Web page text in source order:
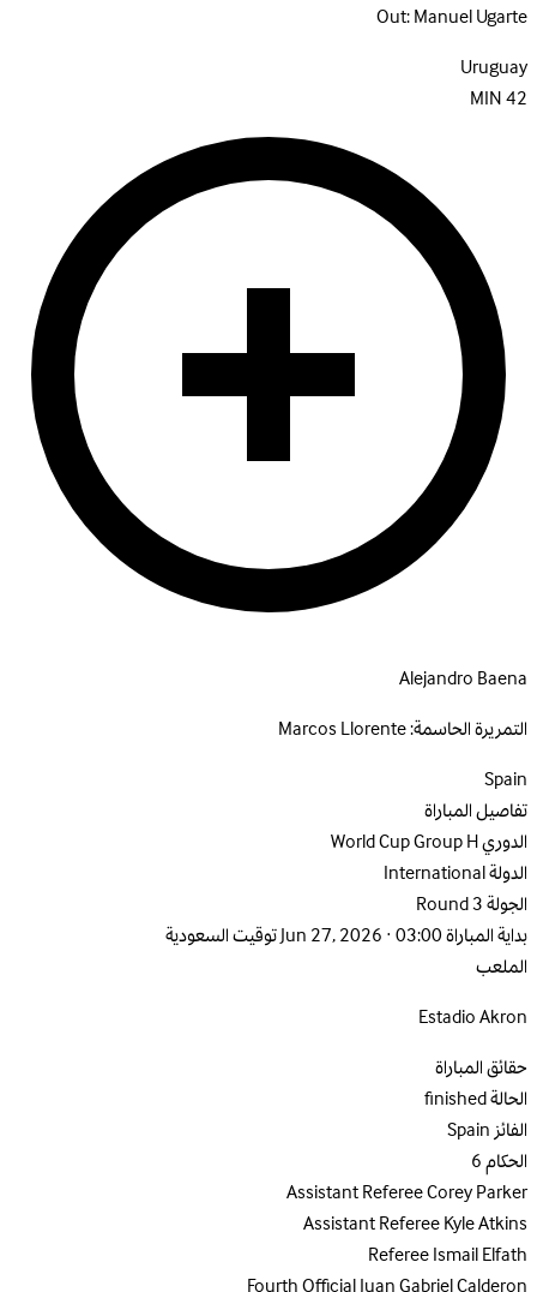
Out:Manuel Ugarte
Uruguay
42
MIN
Alejandro Baena
التمريرة الحاسمة:Marcos Llorente
Spain
تفاصيل المباراة
الدوريWorld Cup Group H
الدولةInternational
الجولةRound 3
بداية المباراةJun 27, 2026 · 03:00 توقيت السعودية
الملعب
Estadio Akron
حقائق المباراة
الحالةfinished
الفائزSpain
الحكام6
Assistant RefereeCorey Parker
Assistant RefereeKyle Atkins
RefereeIsmail Elfath